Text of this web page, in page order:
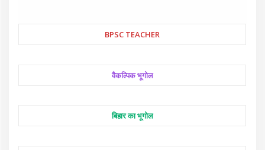
BPSC TEACHER
वैकल्पिक भूगोल
बिहार का भूगोल